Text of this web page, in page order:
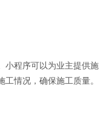
小程序可以为业主提供施
情况，确保施工质量。